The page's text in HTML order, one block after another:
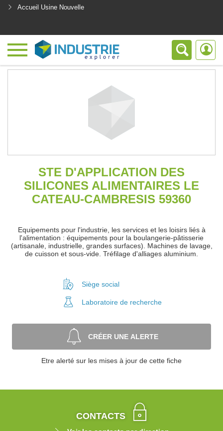
Accueil Usine Nouvelle
STE D'APPLICATION DES
SILICONES ALIMENTAIRES LE
CATEAU-CAMBRESIS 59360
Equipements pour l'industrie, les services et les loisirs liés à
l'alimentation : équipements pour la boulangerie-pâtisserie
(artisanale, industrielle, grandes surfaces). Machines de lavage,
de cuisson et sous-vide. Tréfilage d'alliages aluminium.
Siège social
Laboratoire de recherche
CRÉER UNE ALERTE
Etre alerté sur les mises à jour de cette fiche
CONTACTS